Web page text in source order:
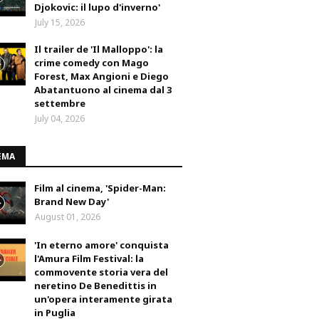
Djokovic: il lupo d'inverno'
July 15, 2026
Il trailer de 'Il Malloppo': la
crime comedy con Mago
Forest, Max Angioni e Diego
Abatantuono al cinema dal 3
settembre
July 04, 2026
Film al cinema, 'Spider-Man:
Brand New Day'
August 01, 2026
'In eterno amore' conquista
l'Amura Film Festival: la
commovente storia vera del
neretino De Benedittis in
un'opera interamente girata
in Puglia